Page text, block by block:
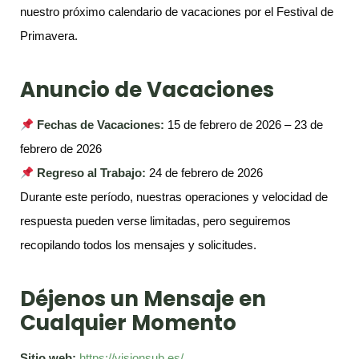
nuestro próximo calendario de vacaciones por el Festival de
Primavera.
Anuncio de Vacaciones
Fechas de Vacaciones: 15 de febrero de 2026 – 23 de
febrero de 2026
Regreso al Trabajo: 24 de febrero de 2026
Durante este período, nuestras operaciones y velocidad de
respuesta pueden verse limitadas, pero seguiremos
recopilando todos los mensajes y solicitudes.
Déjenos un Mensaje en
Cualquier Momento